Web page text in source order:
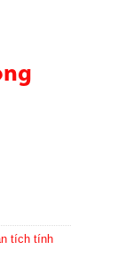
tích tính